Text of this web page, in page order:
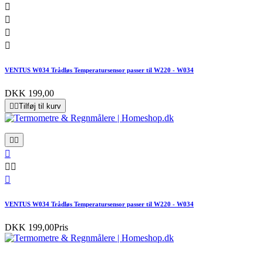




VENTUS W034 Trådløs Temperatursensor passer til W220 - W034
DKK 199,00
Tilføj til kurv


 

VENTUS W034 Trådløs Temperatursensor passer til W220 - W034
DKK 199,00Pris